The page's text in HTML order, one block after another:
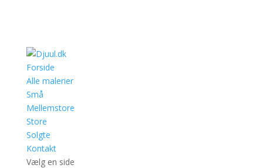
Forside
Alle malerier
Små
Mellemstore
Store
Solgte
Kontakt
Vælg en side